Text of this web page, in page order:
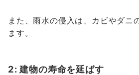
また、雨水の侵入は、カビやダニ
ます。
2: 建物の寿命を延ばす